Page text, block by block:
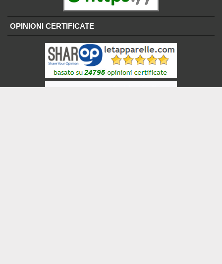
OPINIONI CERTIFICATE